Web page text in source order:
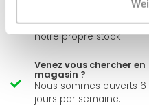
Livraison à partir de
notre propre stock
Venez vous chercher en
magasin ?
Nous sommes ouverts 6
jours par semaine.